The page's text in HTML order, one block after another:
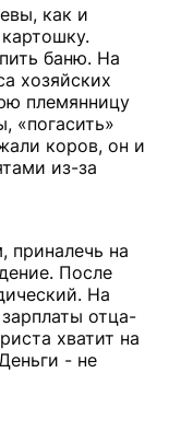
как и
баню. На
хозяйских
племянницу
«погасить»
коров, он и
из-за
приналечь на
После
На
отца-
хватит на
- не